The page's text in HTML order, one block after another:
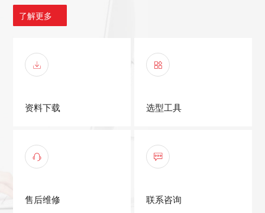
了解更多
资料下载 选型工具
售后维修 联系咨询